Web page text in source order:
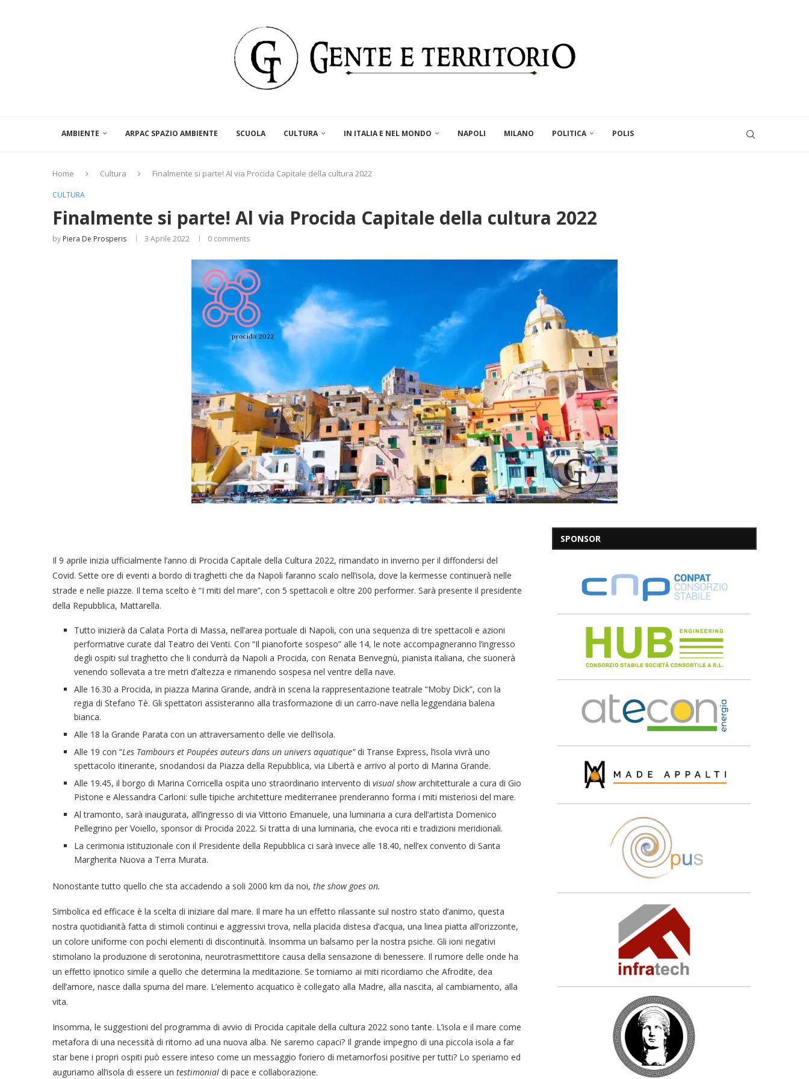
AMBIENTE ARPAC SPAZIO AMBIENTE SCUOLA CULTURA IN ITALIA E NEL MONDO NAPOLI MILANO POLITICA POLIS
Home Cultura Finalmente si parte! Al via Procida Capitale della cultura 2022
CULTURA
Finalmente si parte! Al via Procida Capitale della cultura 2022
by Piera De Prosperis 3 Aprile 2022 0 comments
Il 9 aprile inizia ufficialmente l’anno di Procida Capitale della Cultura 2022, rimandato in inverno per il diffondersi del
Covid. Sette ore di eventi a bordo di traghetti che da Napoli faranno scalo nell’isola, dove la kermesse continuerà nelle
strade e nelle piazze. Il tema scelto è “I miti del mare”, con 5 spettacoli e oltre 200 performer. Sarà presente il presidente
della Repubblica, Mattarella.
Tutto inizierà da Calata Porta di Massa, nell’area portuale di Napoli, con una sequenza di tre spettacoli e azioni
performative curate dal Teatro dei Venti. Con “Il pianoforte sospeso” alle 14, le note accompagneranno l’ingresso
degli ospiti sul traghetto che li condurrà da Napoli a Procida, con Renata Benvegnù, pianista italiana, che suonerà
venendo sollevata a tre metri d’altezza e rimanendo sospesa nel ventre della nave.
Alle 16.30 a Procida, in piazza Marina Grande, andrà in scena la rappresentazione teatrale “Moby Dick”, con la
regia di Stefano Tè. Gli spettatori assisteranno alla trasformazione di un carro-nave nella leggendaria balena
bianca.
Alle 18 la Grande Parata con un attraversamento delle vie dell’isola.
Alle 19 con “Les Tambours et Poupées auteurs dans un univers aquatique”di Transe Express, l’isola vivrà uno
spettacolo itinerante, snodandosi da Piazza della Repubblica, via Libertà e arrivo al porto di Marina Grande.
Alle 19.45, il borgo di Marina Corricella ospita uno straordinario intervento di visual showarchitetturale a cura di Gio
Pistone e Alessandra Carloni: sulle tipiche architetture mediterranee prenderanno forma i miti misteriosi del mare.
Al tramonto, sarà inaugurata, all’ingresso di via Vittorio Emanuele, una luminaria a cura dell’artista Domenico
Pellegrino per Voiello, sponsor di Procida 2022. Si tratta di una luminaria, che evoca riti e tradizioni meridionali.
La cerimonia istituzionale con il Presidente della Repubblica ci sarà invece alle 18.40, nell’ex convento di Santa
Margherita Nuova a Terra Murata.
Nonostante tutto quello che sta accadendo a soli 2000 km da noi, the show goes on.
Simbolica ed efficace è la scelta di iniziare dal mare. Il mare ha un effetto rilassante sul nostro stato d’animo, questa
nostra quotidianità fatta di stimoli continui e aggressivi trova, nella placida distesa d’acqua, una linea piatta all’orizzonte,
un colore uniforme con pochi elementi di discontinuità. Insomma un balsamo per la nostra psiche. Gli ioni negativi
stimolano la produzione di serotonina, neurotrasmettitore causa della sensazione di benessere. Il rumore delle onde ha
un effetto ipnotico simile a quello che determina la meditazione. Se torniamo ai miti ricordiamo che Afrodite, dea
dell’amore, nasce dalla spuma del mare. L’elemento acquatico è collegato alla Madre, alla nascita, al cambiamento, alla
vita.
Insomma, le suggestioni del programma di avvio di Procida capitale della cultura 2022 sono tante. L’isola e il mare come
metafora di una necessità di ritorno ad una nuova alba. Ne saremo capaci? Il grande impegno di una piccola isola a far
star bene i propri ospiti può essere inteso come un messaggio foriero di metamorfosi positive per tutti? Lo speriamo ed
auguriamo all’isola di essere un testimonial di pace e collaborazione.
SPONSOR